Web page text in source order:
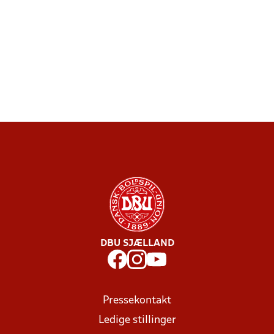
DBU SJÆLLAND
Pressekontakt
Ledige stillinger